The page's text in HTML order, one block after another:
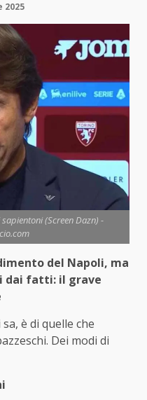
2025
(Screen Dazn) -
del Napoli, ma
dai fatti: il grave
è di quelle che
Dei modi di